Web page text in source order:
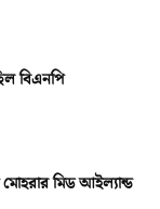
বিএনপি
মিড আইল্যান্ড